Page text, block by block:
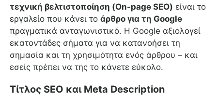
τεχνική βελτιστοποίηση (On-page SEO) είναι το
εργαλείο που κάνει το άρθρο για τη Google
πραγματικά ανταγωνιστικό. Η Google αξιολογεί
εκατοντάδες σήματα για να κατανοήσει τη
σημασία και τη χρησιμότητα ενός άρθρου – και
εσείς πρέπει να της το κάνετε εύκολο.
Τίτλος SEO και Meta Description